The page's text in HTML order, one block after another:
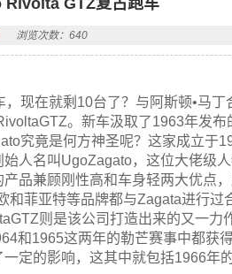
Rivolta GTZ复古跑车
浏览次数：640
，现在就剩10台了？与阿斯顿•马
。新车汲取了1963年发布
究竟是何方神圣呢？这家成立于
人名叫UgoZagato，这位大佬级
品兼顾刚性高和车身轻两大优点
和菲亚特等品牌都与Zagata进行过
则是该公司打造出来的又一力
和1965这两年的勒芒赛事中都获
定的影响，这其中就包括1966年